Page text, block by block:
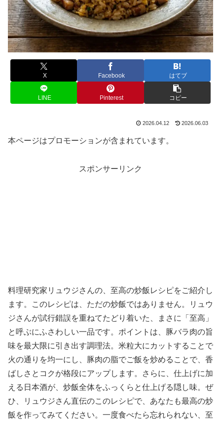
X Facebook はてブ
LINE Pinterest コピー
2026.04.12 2026.06.03
本ページはプロモーションが含まれています。
スポンサーリンク
料理研究家リュウジさんの、至高の炒飯レシピをご紹介し
ます。このレシピは、ただの炒飯ではありません。リュウ
ジさんが試行錯誤を重ねてたどり着いた、まさに「至高」
と呼ぶにふさわしい一品です。ポイントは、豚バラ肉の旨
味を最大限に引き出す調理法。米粒大にカットすることで
火の通りを均一にし、豚肉の脂でご飯を炒めることで、香
ばしさとコクが格段にアップします。さらに、仕上げに加
える日本酒が、炒飯全体をふっくらと仕上げる隠し味。ぜ
ひ、リュウジさん直伝のこのレシピで、あなたも最高の炒
飯を作ってみてください。一度食べたら忘れられない、至